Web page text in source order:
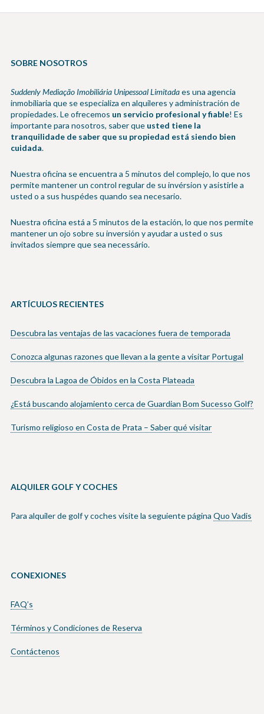
SOBRE NOSOTROS
Suddenly Mediação Imobiliária Unipessoal Limitadaes una agencia
inmobiliaria que se especializa en alquileres y administración de
propiedades. Le ofrecemos un servicio profesional y fiable! Es
importante para nosotros, saber que usted tiene la
tranquilidade de saber que su propiedad está siendo bien
cuidada.
Nuestra oficina se encuentra a 5 minutos del complejo, lo que nos
permite mantener un control regular de su invérsion y asistirle a
usted o a sus huspédes quando sea necesario.
Nuestra oficina está a 5 minutos de la estación, lo que nos permite
mantener un ojo sobre su inversión y ayudar a usted o sus
invitados siempre que sea necessário.
ARTÍCULOS RECIENTES
Descubra las ventajas de las vacaciones fuera de temporada
Conozca algunas razones que llevan a la gente a visitar Portugal
Descubra la Lagoa de Óbidos en la Costa Plateada
¿Está buscando alojamiento cerca de Guardian Bom Sucesso Golf?
Turismo religioso en Costa de Prata – Saber qué visitar
ALQUILER GOLF Y COCHES
Para alquiler de golf y coches visite la seguiente página Quo Vadis
CONEXIONES
FAQ’s
Términos y Condiciones de Reserva
Contáctenos